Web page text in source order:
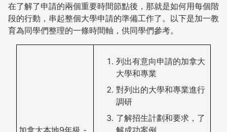
在了解了申請的兩個重要時間節點後，那就是如何用每個階
段的行動，串起整個大學申請的準備工作了。以下是加一教
育為同學們整理的一條時間軸，供同學們參考。
加拿大本地9年級 -
列出有意向申請的加拿大
大學和專業
對列出的大學和專業進行
調研
了解招生計劃和要求，了
解成功案例